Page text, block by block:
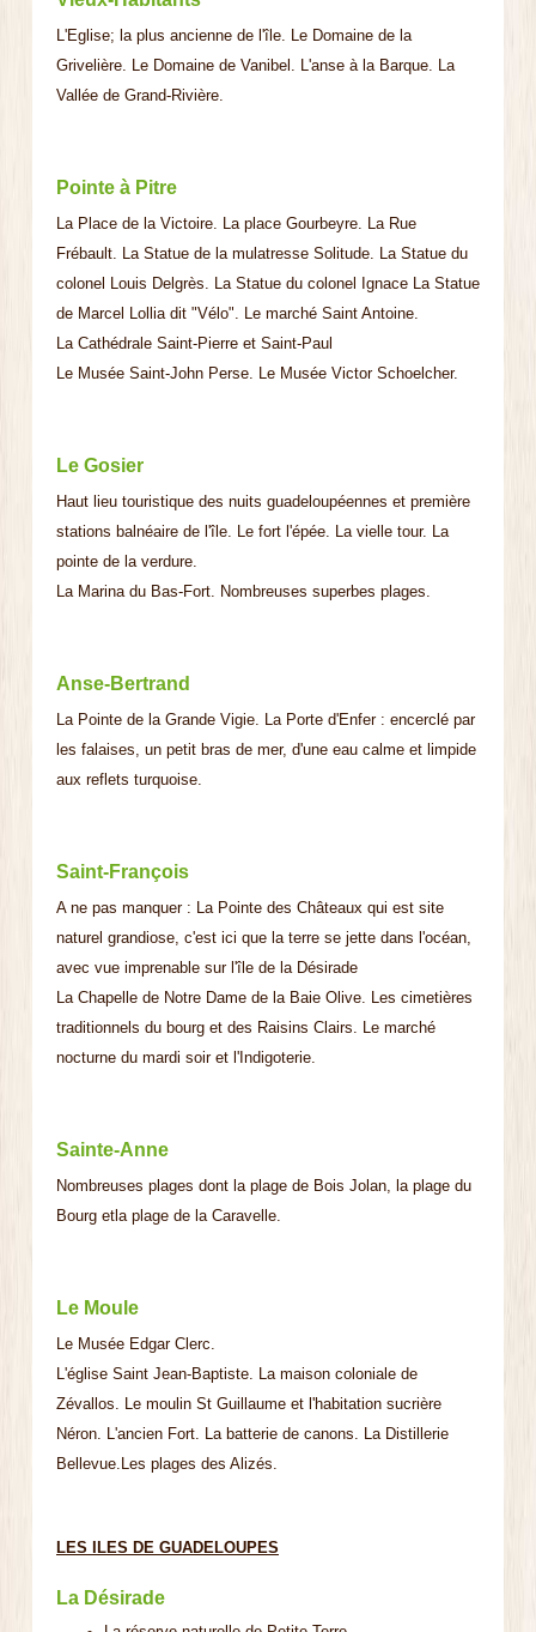
L'Eglise; la plus ancienne de l'île. Le Domaine de la
Grivelière. Le Domaine de Vanibel. L'anse à la Barque. La
Vallée de Grand-Rivière.
Pointe à Pitre
La Place de la Victoire. La place Gourbeyre. La Rue
Frébault. La Statue de la mulatresse Solitude. La Statue du
colonel Louis Delgrès. La Statue du colonel Ignace La Statue
de Marcel Lollia dit "Vélo". Le marché Saint Antoine.
La Cathédrale Saint-Pierre et Saint-Paul
Le Musée Saint-John Perse. Le Musée Victor Schoelcher.
Le Gosier
Haut lieu touristique des nuits guadeloupéennes et première
stations balnéaire de l'île. Le fort l'épée. La vielle tour. La
pointe de la verdure.
La Marina du Bas-Fort. Nombreuses superbes plages.
Anse-Bertrand
La Pointe de la Grande Vigie. La Porte d'Enfer : encerclé par
les falaises, un petit bras de mer, d'une eau calme et limpide
aux reflets turquoise.
Saint-François
A ne pas manquer : La Pointe des Châteaux qui est site
naturel grandiose, c'est ici que la terre se jette dans l'océan,
avec vue imprenable sur l'île de la Désirade
La Chapelle de Notre Dame de la Baie Olive. Les cimetières
traditionnels du bourg et des Raisins Clairs. Le marché
nocturne du mardi soir et l'Indigoterie.
Sainte-Anne
Nombreuses plages dont la plage de Bois Jolan, la plage du
Bourg etla plage de la Caravelle.
Le Moule
Le Musée Edgar Clerc.
L'église Saint Jean-Baptiste. La maison coloniale de
Zévallos. Le moulin St Guillaume et l'habitation sucrière
Néron. L'ancien Fort. La batterie de canons. La Distillerie
Bellevue.Les plages des Alizés.
LES ILES DE GUADELOUPES
La Désirade